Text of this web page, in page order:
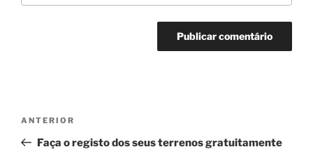
Navegação
artigos
Conteúdo
anterior
ANTERIOR
Faça o registo dos seus terrenos gratuitamente